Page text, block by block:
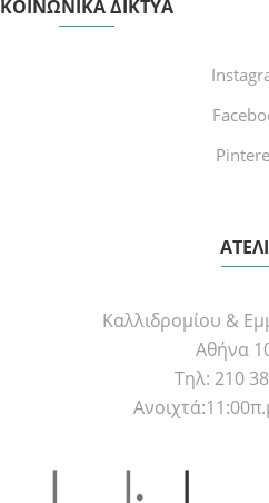
ΚΟΙΝΩΝΙΚΑ ΔΙΚΤΥΑ
Καλλιδρομίου &
Αθήνα
Τηλ: 210